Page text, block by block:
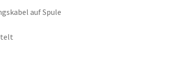
284,90 €.
auf Spule